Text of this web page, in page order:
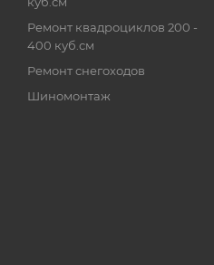
Ремонт квадроциклов 200 -
400 куб.см
Ремонт снегоходов
Шиномонтаж